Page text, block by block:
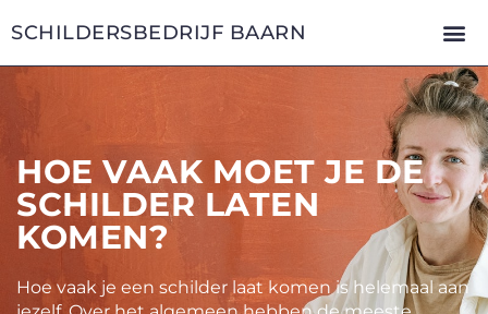
toSCHILDERSBEDRIJF BAARN
HOE VAAK MOET JE DE
SCHILDER LATEN
KOMEN?
Hoe vaak je een schilder laat komen is helemaal aan